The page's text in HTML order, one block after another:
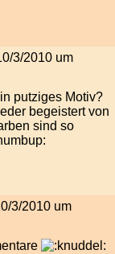
3/2010 um
putziges Motiv?
begeistert von
sind so
3/2010 um